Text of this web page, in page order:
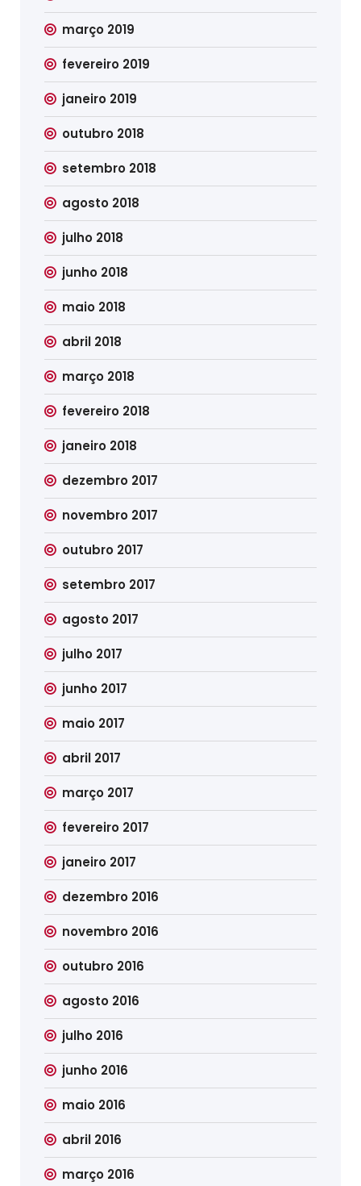
março 2019
fevereiro 2019
janeiro 2019
outubro 2018
setembro 2018
agosto 2018
julho 2018
junho 2018
maio 2018
abril 2018
março 2018
fevereiro 2018
janeiro 2018
dezembro 2017
novembro 2017
outubro 2017
setembro 2017
agosto 2017
julho 2017
junho 2017
maio 2017
abril 2017
março 2017
fevereiro 2017
janeiro 2017
dezembro 2016
novembro 2016
outubro 2016
agosto 2016
julho 2016
junho 2016
maio 2016
abril 2016
março 2016